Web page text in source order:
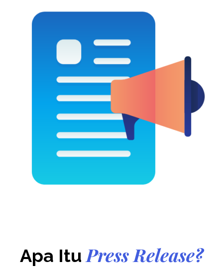
Apa Itu Press Release?